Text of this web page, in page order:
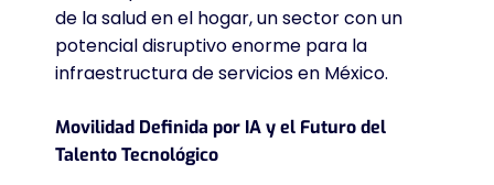
de la salud en el hogar, un sector con un
potencial disruptivo enorme para la
infraestructura de servicios en México.
Movilidad Definida por IA y el Futuro del
Talento Tecnológico